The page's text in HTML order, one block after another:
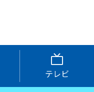
テレビ